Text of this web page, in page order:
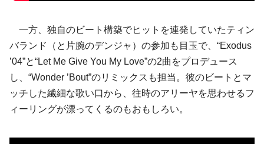
一方、独自のビート構築でヒットを連発していたティン
バランド（と片腕のデンジャ）の参加も目玉で、“Exodus
’04”と“Let Me Give You My Love”の2曲をプロデュース
し、“Wonder ’Bout”のリミックスも担当。彼のビートとマ
ッチした繊細な歌い口から、往時のアリーヤを思わせるフ
ィーリングが漂ってくるのもおもしろい。